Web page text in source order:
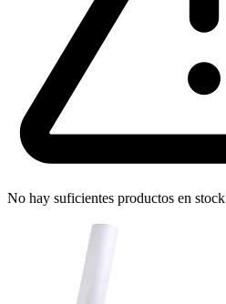
No hay suficientes productos en stock